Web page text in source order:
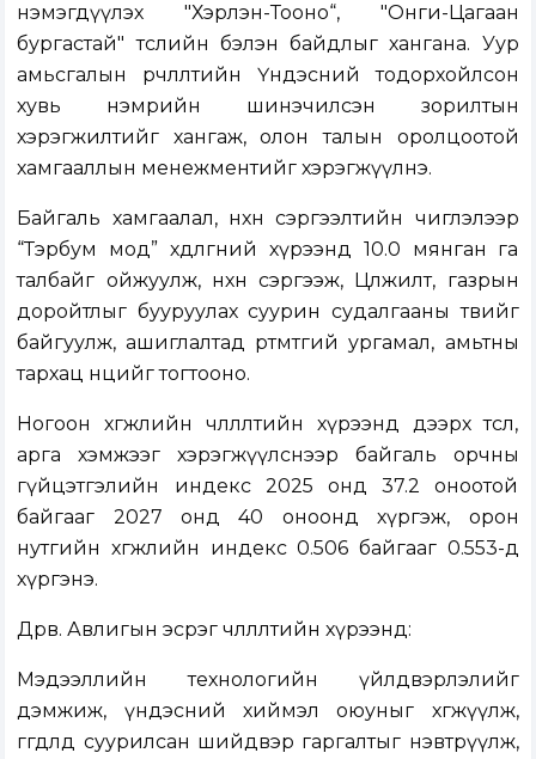
нэмэгдүүлэх "Хэрлэн-Тооно“, "Онги-Цагаан
бургастай" төслийн бэлэн байдлыг хангана. Уур
амьсгалын өөрчлөлтийн Үндэсний тодорхойлсон
хувь нэмрийн шинэчилсэн зорилтын
хэрэгжилтийг хангаж, олон талын оролцоотой
хамгааллын менежментийг хэрэгжүүлнэ.
Байгаль хамгаалал, нөхөн сэргээлтийн чиглэлээр
“Тэрбум мод” хөдөлгөөний хүрээнд 10.0 мянган га
талбайг ойжуулж, нөхөн сэргээж, Цөлжилт, газрын
доройтлыг бууруулах суурин судалгааны төвийг
байгуулж, ашиглалтад өртөмтгий ургамал, амьтны
тархац нөөцийг тогтооно.
Ногоон хөгжлийн чөлөөлөлтийн хүрээнд дээрх төсөл,
арга хэмжээг хэрэгжүүлснээр байгаль орчны
гүйцэтгэлийн индекс 2025 онд 37.2 оноотой
байгааг 2027 онд 40 оноонд хүргэж, орон
нутгийн хөгжлийн индекс 0.506 байгааг 0.553-д
хүргэнэ.
Дөрөв. Авлигын эсрэг чөлөөлөлтийн хүрээнд:
Мэдээллийн технологийн үйлдвэрлэлийг
дэмжиж, үндэсний хиймэл оюуныг хөгжүүлж,
өгөгдөлд суурилсан шийдвэр гаргалтыг нэвтрүүлж,